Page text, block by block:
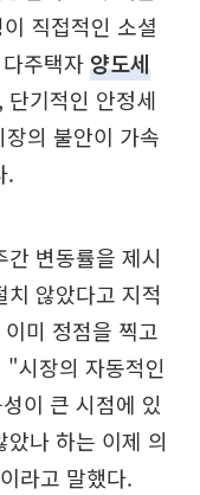
직접적인 소셜
주택자양도세
단기적인 안정세
의 불안이 가속
.
변동률을 제시
않았다고 지적
미 정점을 찍고
시장의 자동적인
이 큰 시점에 있
나 하는 이제 의
라고 말했다.